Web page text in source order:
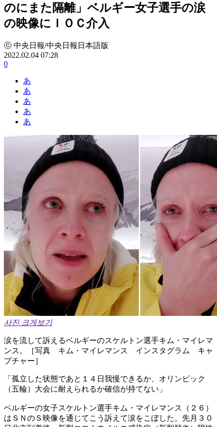
のにまた隔離」ベルギー女子選手の涙
の映像にＩＯＣ介入
ⓒ 中央日報/中央日報日本語版
2022.02.04 07:28
0
あ
あ
あ
あ
あ
사진 크게보기
涙を流して訴えるベルギーのスケルトン選手キム・マイレマ
ンス。［写真 キム・マイレマンス インスタグラム キャ
プチャー］
「孤立した状態であと１４日我慢できるか、オリンピック
（五輪）大会に耐えられるか確信が持てない」
ベルギーの女子スケルトン選手キム・マイレマンス（２６）
はＳＮのＳ映像を通じてこう訴えて涙をこぼした。先月３０